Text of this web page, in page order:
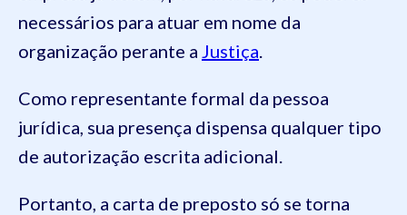
necessários para atuar em nome da
organização perante a Justiça
Como representante formal da pessoa
jurídica, sua presença dispensa qualquer tipo
de autorização escrita adicional.
Portanto, a carta de preposto só se torna